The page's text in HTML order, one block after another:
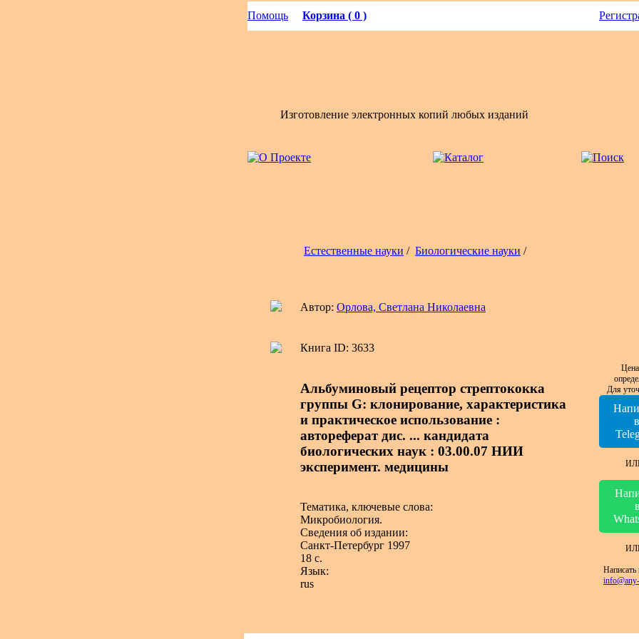
Помощь Корзина ( 0 )
Изготовление электронных копий любых изданий
Естественные науки / Биологические науки /
Автор: Орлова, Светлана Николаевна
Книга ID: 3633
Альбуминовый рецептор стрептококка
группы G: клонирование, характеристика
и практическое использование :
автореферат дис. ... кандидата
биологических наук : 03.00.07 НИИ
эксперимент. медицины
Тематика, ключевые слова:
Микробиология.
Сведения об издании:
Санкт-Петербург 1997
18 с.
Язык:
rus
Для
в
в
Написать